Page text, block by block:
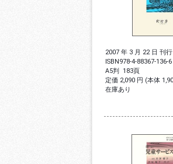
2007 年 3 月 22 日 刊行
ISBN978-4-88367-136-6
A5判 183頁
定価 2,090 円 (本体
在庫あり